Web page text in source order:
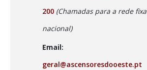
200 (Chamadas para a rede fixa
nacional)
Email:
geral@ascensoresdooeste.pt